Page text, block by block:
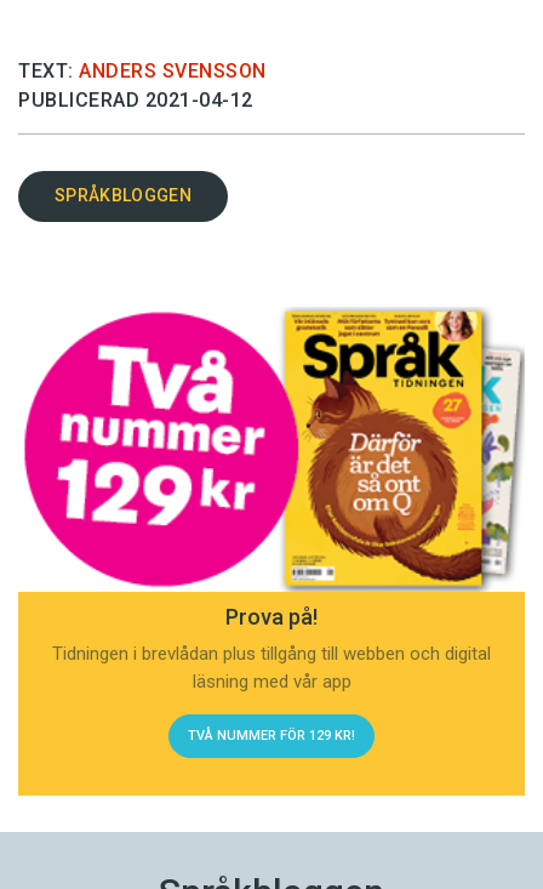
TEXT: ANDERS SVENSSON
PUBLICERAD 2021-04-12
SPRÅKBLOGGEN
Prova på!
Tidningen i brevlådan plus tillgång till webben och digital
läsning med vår app
TVÅ NUMMER FÖR 129 KR!